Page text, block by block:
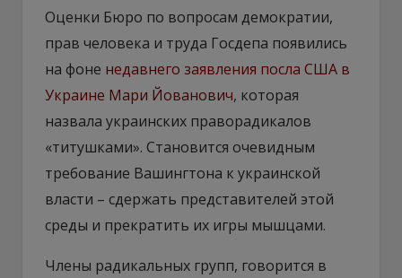
Оценки Бюро по вопросам демократии,
прав человека и труда Госдепа появились
на фоне недавнего заявления посла США в
Украине Мари Йованович, которая
назвала украинских праворадикалов
«титушками». Становится очевидным
требование Вашингтона к украинской
власти – сдержать представителей этой
среды и прекратить их игры мышцами.
Члены радикальных групп, говорится в